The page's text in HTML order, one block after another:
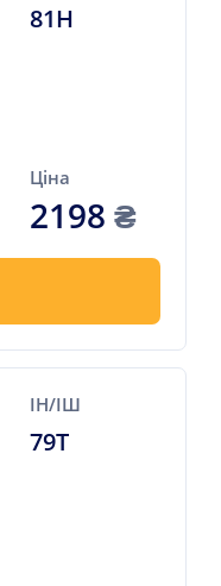
81H
Ціна
2198₴
ІН/ІШ
79T